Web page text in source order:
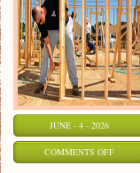
JUNE - 4 - 2026
COMMENTS OFFON